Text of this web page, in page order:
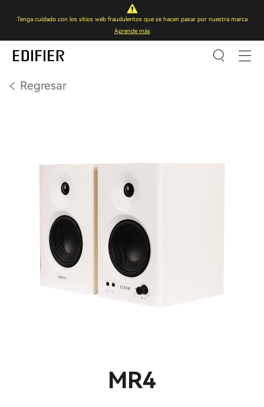
Tenga cuidado con los sitios web fraudulentos que se hacen pasar por nuestra marca
Aprende más
Regresar
MR4